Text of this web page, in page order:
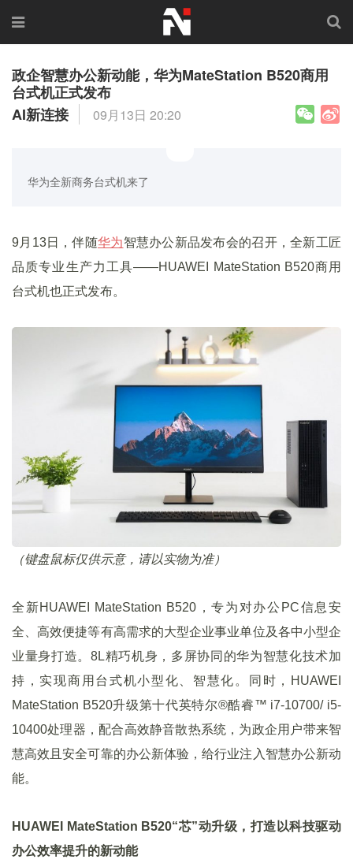
政企智慧办公新动能，华为MateStation B520商用
台式机正式发布
AI新连接
09月13日 20:20
华为全新商务台式机来了
9月13日，伴随华为智慧办公新品发布会的召开，全新工匠
品质专业生产力工具——HUAWEI MateStation B520商用
台式机也正式发布。
（键盘鼠标仅供示意，请以实物为准）
全新HUAWEI MateStation B520，专为对办公PC信息安
全、高效便捷等有高需求的大型企业事业单位及各中小型企
业量身打造。8L精巧机身，多屏协同的华为智慧化技术加
持，实现商用台式机小型化、智慧化。同时，HUAWEI
MateStation B520升级第十代英特尔®酷睿™ i7-10700/ i5-
10400处理器，配合高效静音散热系统，为政企用户带来智
慧高效且安全可靠的办公新体验，给行业注入智慧办公新动
能。
HUAWEI MateStation B520“芯”动升级，打造以科技驱动
办公效率提升的新动能